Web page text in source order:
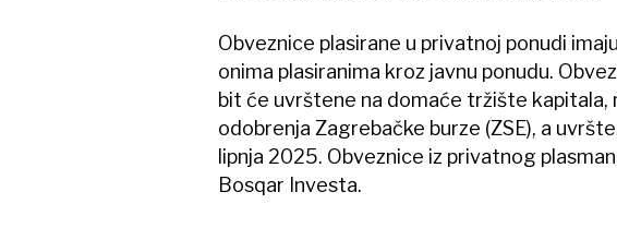
Obveznice plasirane u privatnoj ponudi
onima plasiranima kroz javnu ponudu.
bit će uvrštene na domaće tržište kapitala,
odobrenja Zagrebačke burze (ZSE), a
lipnja 2025. Obveznice iz privatnog
Bosqar Investa.